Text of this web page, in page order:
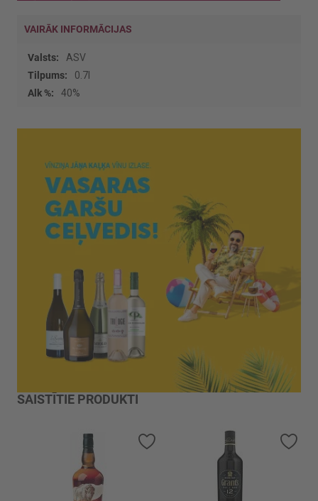
VAIRĀK INFORMĀCIJAS
Vairāk
informācijas
ASV
0.7l
40%
SAISTĪTIE PRODUKTI
Pievienot vēlmju sarakstam